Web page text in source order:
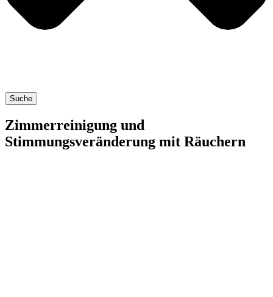
Suche
Zimmerreinigung und
Stimmungsveränderung mit Räuchern